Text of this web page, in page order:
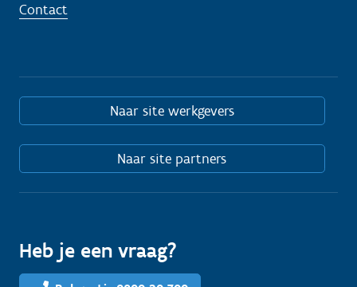
Contact
Naar site werkgevers
Naar site partners
Heb je een vraag?